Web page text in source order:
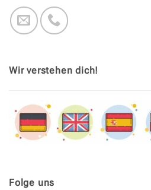
Wir verstehen dich!
Folge uns